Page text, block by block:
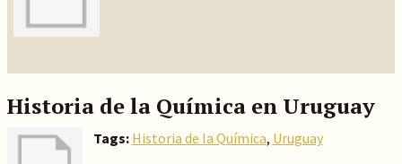
Historia de la Química en Uruguay
Tags: Historia de la Química, Uruguay